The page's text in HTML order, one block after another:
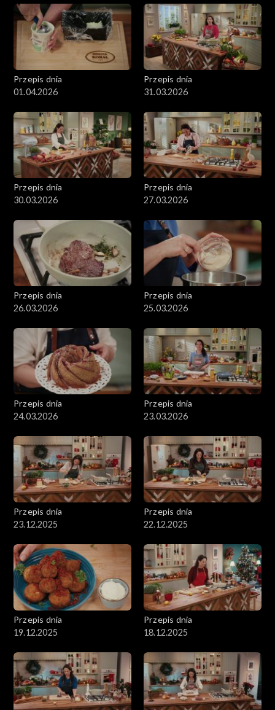
chrzanowym.
Przepis dnia
01.04.2026
Przepis dnia
31.03.2026
Przepis dnia
30.03.2026
Przepis dnia
27.03.2026
Przepis dnia
26.03.2026
Przepis dnia
25.03.2026
Przepis dnia
24.03.2026
Przepis dnia
23.03.2026
Przepis dnia
23.12.2025
Przepis dnia
22.12.2025
Przepis dnia
19.12.2025
Przepis dnia
18.12.2025